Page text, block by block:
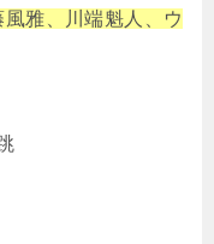
風雅、川端魁人、ウ